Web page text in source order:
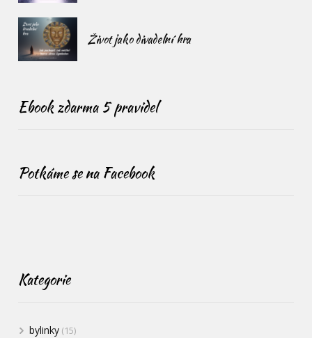
Život jako divadelní hra
Ebook zdarma 5 pravidel
Potkáme se na Facebook
Kategorie
bylinky (15)